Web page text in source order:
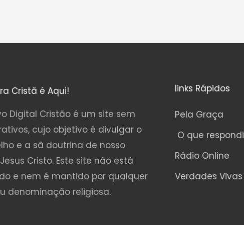
Cristã é Aqui!
Digital Cristão é um site sem
cujo objetivo é divulgar o
e a sã doutrina de nosso
Cristo. Este site não está
e nem é mantido por qualquer
denominação religiosa.
links Rápidos
Pela Graça
O que respondi
Rádio Online
Verdades Vivas